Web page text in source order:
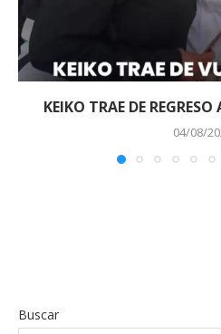
KEIKO TRAE DE
04/08/
Buscar